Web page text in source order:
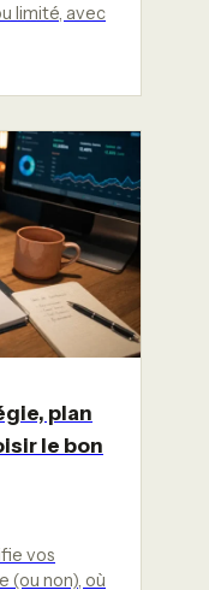
limité, avec
plan
le bon
vos
(ou non), où